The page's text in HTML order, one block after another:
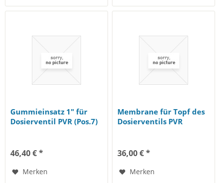
Gummieinsatz 1" für
Dosierventil PVR (Pos.7)
46,40 € *
Merken
Membrane für Topf des
Dosierventils PVR
36,00 € *
Merken